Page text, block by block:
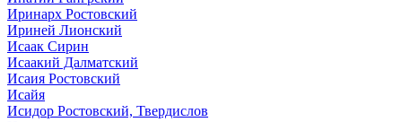
Иринарх Ростовский
Ириней Лионский
Исаак Сирин
Исаакий Далматский
Исаия Ростовский
Исайя
Исидор Ростовский, Твердислов